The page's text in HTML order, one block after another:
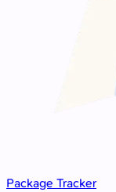
Package Tracker